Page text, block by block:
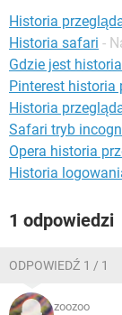
Historia
Historia safari -
Gdzie jest
Pinterest historia
Historia
Safari tryb
Opera historia
Historia
1 odpowiedzi
ODPOWIEDŹ 1 / 1
zoozoo